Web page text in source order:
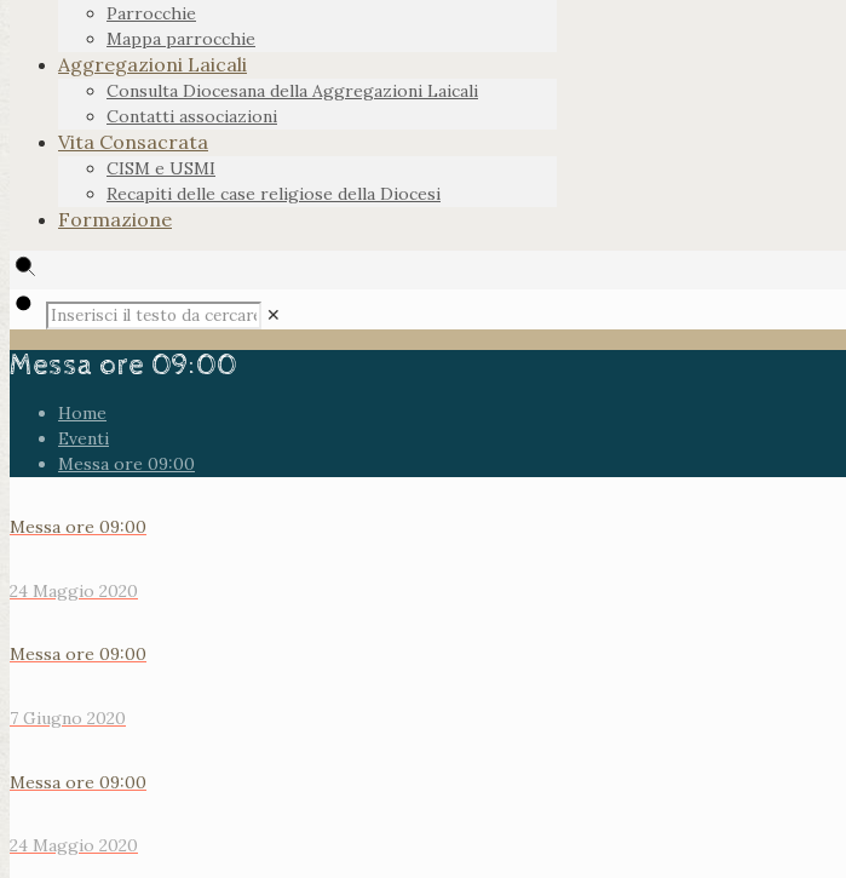
Parrocchie
Mappa parrocchie
Aggregazioni Laicali
Consulta Diocesana della Aggregazioni Laicali
Contatti associazioni
Vita Consacrata
CISM e USMI
Recapiti delle case religiose della Diocesi
Formazione
✕
Messa ore 09:00
Home
Eventi
Messa ore 09:00
Messa ore 09:00
24 Maggio 2020
Messa ore 09:00
7 Giugno 2020
Messa ore 09:00
24 Maggio 2020